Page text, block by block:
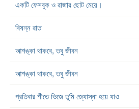
একটি ফেসবুক ও রাজার ছোট মেয়ে।
বিষন্ন রাত
আশঙ্কা থাকবে, তবু জীবন
আশঙ্কা থাকবে, তবু জীবন
প্রতিবার শীতে ভিজে তুমি জ্যোস্না হয়ে যাও